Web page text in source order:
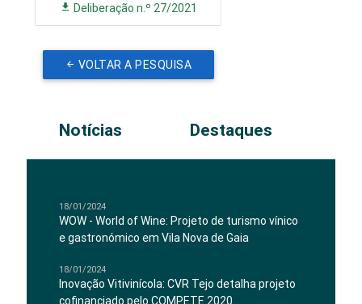
Deliberação n.º 27/2021
VOLTAR A PESQUISA
Notícias Destaques
18/01/2024
WOW - World of Wine: Projeto de turismo vínico
e gastronómico em Vila Nova de Gaia
18/01/2024
Inovação Vitivinícola: CVR Tejo detalha projeto
cofinanciado pelo COMPETE 2020